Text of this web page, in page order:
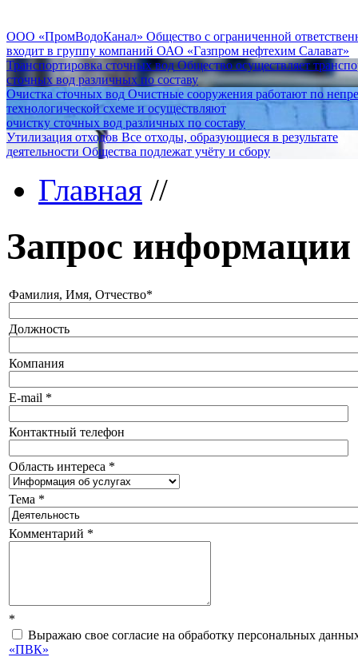
ООО «ПромВодоКанал» Общество с ограниченной
входит в группу компаний ОАО «Газпром нефтехим Салават»
Транспортировка сточных вод Общество осуществляет
сточных вод различных по составу
Очистка сточных вод Очистные сооружения работают по
технологической схеме и осуществляют
очистку сточных вод различных по составу
Утилизация отходов Все отходы, образующиеся в результате
деятельности Общества подлежат учёту и сбору
Главная //
Запрос информации
Фамилия, Имя, Отчество*
Должность
Компания
E-mail *
Контактный телефон
Область интереса *
Тема *
Комментарий *
*
Выражаю свое согласие на обработку персональных
«ПВК»